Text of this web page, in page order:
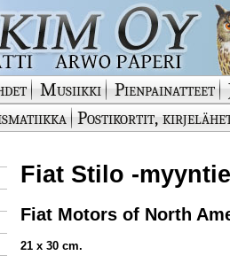
Musiikki Pienpainatteet
Postikortit,
Fiat Stilo -
Fiat Motors of North
21 x 30 cm.